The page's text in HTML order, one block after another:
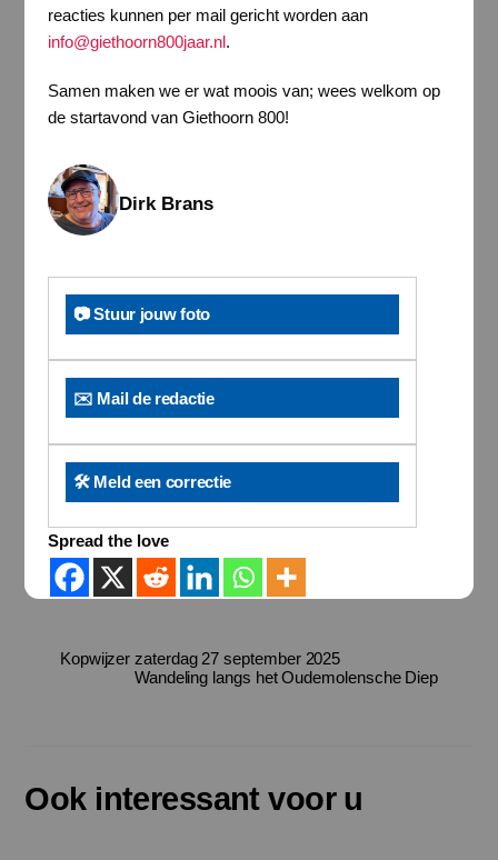
reacties kunnen per mail gericht worden aan
info@giethoorn800jaar.nl.
Samen maken we er wat moois van; wees welkom op
de startavond van Giethoorn 800!
Dirk Brans
📷 Stuur jouw foto
✉️ Mail de redactie
🛠️ Meld een correctie
Spread the love
Kopwijzer zaterdag 27 september 2025
Wandeling langs het Oudemolensche Diep
Ook interessant voor u